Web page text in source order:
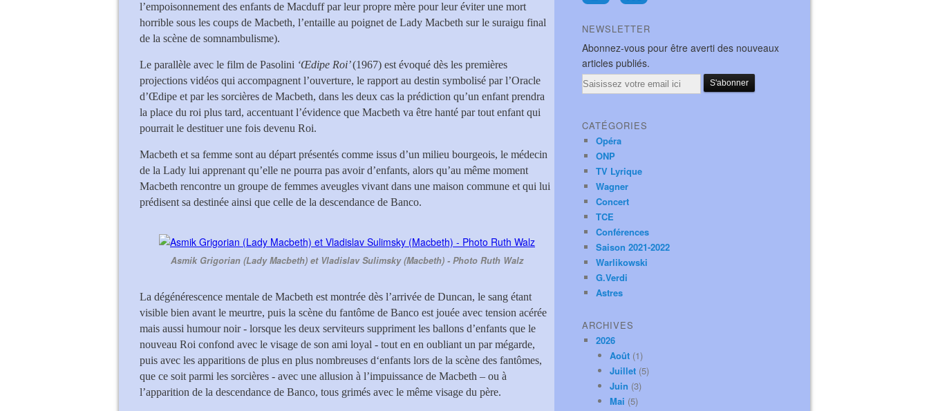
l’empoisonnement des enfants de Macduff par leur propre mère pour leur éviter une mort
horrible sous les coups de Macbeth, l’entaille au poignet de Lady Macbeth sur le suraigu final
de la scène de somnambulisme).
Le parallèle avec le film de Pasolini ‘Œdipe Roi’(1967) est évoqué dès les premières
projections vidéos qui accompagnent l’ouverture, le rapport au destin symbolisé par l’Oracle
d’Œdipe et par les sorcières de Macbeth, dans les deux cas la prédiction qu’un enfant prendra
la place du roi plus tard, accentuant l’évidence que Macbeth va être hanté par tout enfant qui
pourrait le destituer une fois devenu Roi.
Macbeth et sa femme sont au départ présentés comme issus d’un milieu bourgeois, le médecin
de la Lady lui apprenant qu’elle ne pourra pas avoir d’enfants, alors qu’au même moment
Macbeth rencontre un groupe de femmes aveugles vivant dans une maison commune et qui lui
prédisent sa destinée ainsi que celle de la descendance de Banco.
Asmik Grigorian (Lady Macbeth) et Vladislav Sulimsky (Macbeth) - Photo Ruth Walz
La dégénérescence mentale de Macbeth est montrée dès l’arrivée de Duncan, le sang étant
visible bien avant le meurtre, puis la scène du fantôme de Banco est jouée avec tension acérée
mais aussi humour noir - lorsque les deux serviteurs suppriment les ballons d’enfants que le
nouveau Roi confond avec le visage de son ami loyal - tout en en oubliant un par mégarde,
puis avec les apparitions de plus en plus nombreuses d‘enfants lors de la scène des fantômes,
que ce soit parmi les sorcières - avec une allusion à l’impuissance de Macbeth – ou à
l’apparition de la descendance de Banco, tous grimés avec le même visage du père.
NEWSLETTER
Abonnez-vous pour être averti des nouveaux
articles publiés.
Email
CATÉGORIES
Opéra
ONP
TV Lyrique
Wagner
Concert
TCE
Conférences
Saison 2021-2022
Warlikowski
G.Verdi
Astres
ARCHIVES
2026
Août (1)
Juillet (5)
Juin (3)
Mai (5)